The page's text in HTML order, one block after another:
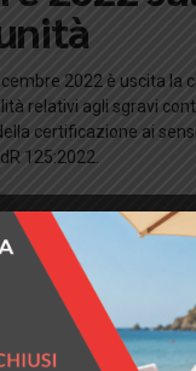
2022 è uscita la
relativi agli sgravi
certificazione ai
125:2022.
della legge del
reca modifiche
dal decreto
198 e altre